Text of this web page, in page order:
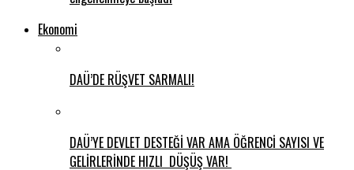
Ekonomi
DAÜ’DE RÜŞVET SARMALI!
DAÜ’YE DEVLET DESTEĞİ VAR AMA ÖĞRENCİ SAYISI VE
GELİRLERİNDE HIZLI DÜŞÜŞ VAR!